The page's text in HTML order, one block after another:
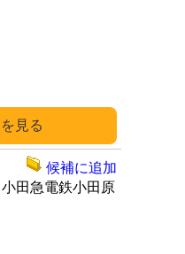
小田急電鉄小田原
候補に追加